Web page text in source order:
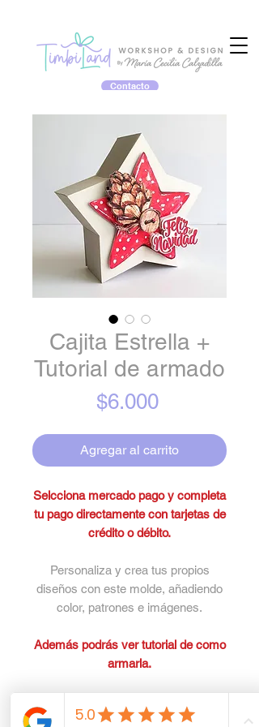
Contacto
Cajita Estrella +
Tutorial de armado
$6.000Precio
Agregar al carrito
Selcciona mercado pago y completa
tu pago directamente con tarjetas de
crédito o débito.
Personaliza y crea tus propios
diseños con este molde, añadiendo
color, patrones e imágenes.
Además podrás ver tutorial de como
armarla.
La compra no incluye asesoría de